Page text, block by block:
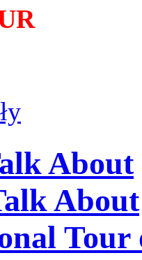
About
About
Tour